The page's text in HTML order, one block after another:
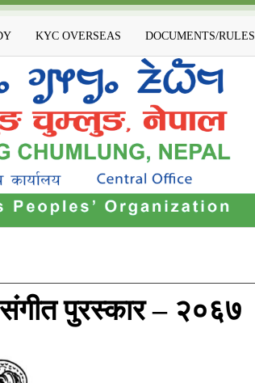
KYC OVERSEAS DOCUMENTS/RULES
पुरस्कार – २०६७